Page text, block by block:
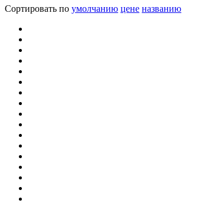
Сортировать по умолчанию цене названию